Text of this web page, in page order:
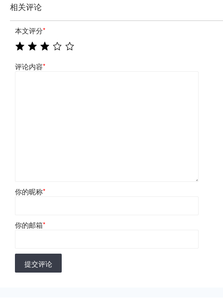
相关评论
本文评分*
评论内容*
你的昵称*
你的邮箱*
提交评论